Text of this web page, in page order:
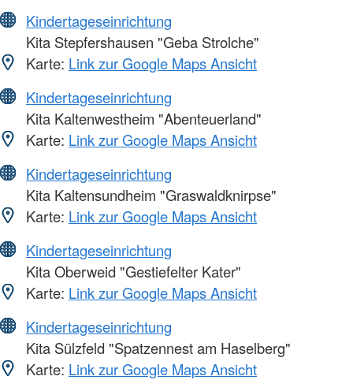
Kindertageseinrichtung
Kita Stepfershausen "Geba Strolche"
Karte: Link zur Google Maps Ansicht
Kindertageseinrichtung
Kita Kaltenwestheim "Abenteuerland"
Karte: Link zur Google Maps Ansicht
Kindertageseinrichtung
Kita Kaltensundheim "Graswaldknirpse"
Karte: Link zur Google Maps Ansicht
Kindertageseinrichtung
Kita Oberweid "Gestiefelter Kater"
Karte: Link zur Google Maps Ansicht
Kindertageseinrichtung
Kita Sülzfeld "Spatzennest am Haselberg"
Karte: Link zur Google Maps Ansicht